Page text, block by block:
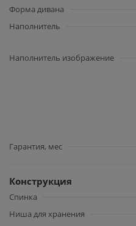
Форма дивана
Наполнитель
Наполнитель изображение
Гарантия, мес
Конструкция
Спинка
Ниша для хранения